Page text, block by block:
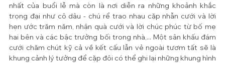
nhất của buổi lễ mà còn là nơi diễn ra những khoảnh khắc
trọng đại như cô dâu - chú rể trao nhau cặp nhẫn cưới và lời
hẹn ước trăm năm, nhận quà cưới và lời chúc phúc từ bố mẹ
hai bên và các bậc trưởng bối trong nhà,... Một sân khấu đám
cưới chăm chút kỹ cả về kết cấu lẫn vẻ ngoài tươm tất sẽ là
khung cảnh lý tưởng để cặp đôi có thể ghi lại những khung hình